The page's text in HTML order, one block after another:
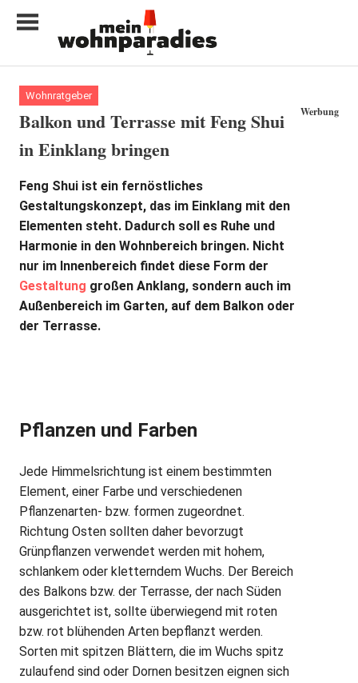
Inhalt
My
home
is
my
castle
Wohnratgeber
Balkon und Terrasse mit Feng Shui
in Einklang bringen
Werbung
Feng Shui ist ein fernöstliches
Gestaltungskonzept, das im Einklang mit den
Elementen steht. Dadurch soll es Ruhe und
Harmonie in den Wohnbereich bringen. Nicht
nur im Innenbereich findet diese Form der
Gestaltung großen Anklang, sondern auch im
Außenbereich im Garten, auf dem Balkon oder
der Terrasse.
Pflanzen und Farben
Jede Himmelsrichtung ist einem bestimmten
Element, einer Farbe und verschiedenen
Pflanzenarten- bzw. formen zugeordnet.
Richtung Osten sollten daher bevorzugt
Grünpflanzen verwendet werden mit hohem,
schlankem oder kletterndem Wuchs. Der Bereich
des Balkons bzw. der Terrasse, der nach Süden
ausgerichtet ist, sollte überwiegend mit roten
bzw. rot blühenden Arten bepflanzt werden.
Sorten mit spitzen Blättern, die im Wuchs spitz
zulaufend sind oder Dornen besitzen eignen sich